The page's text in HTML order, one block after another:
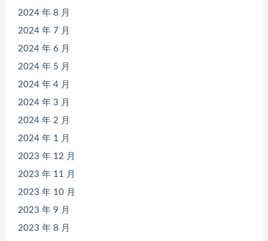
2024 年 8 月
2024 年 7 月
2024 年 6 月
2024 年 5 月
2024 年 4 月
2024 年 3 月
2024 年 2 月
2024 年 1 月
2023 年 12 月
2023 年 11 月
2023 年 10 月
2023 年 9 月
2023 年 8 月